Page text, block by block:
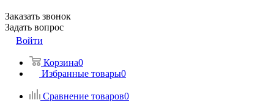
Заказать звонок
Задать вопрос
Войти
Корзина0
Избранные товары0
Сравнение товаров0